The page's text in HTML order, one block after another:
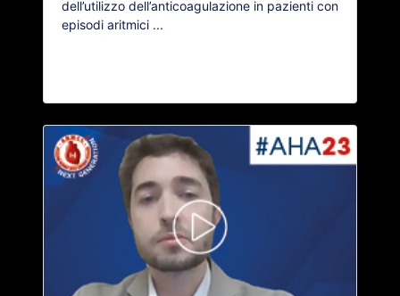
dell’utilizzo dell’anticoagulazione in pazienti con
episodi aritmici ...